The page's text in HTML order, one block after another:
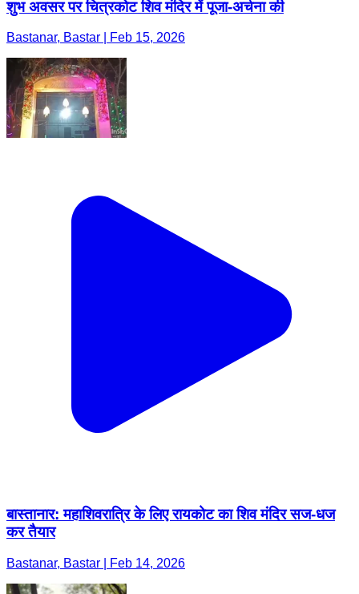
शुभ अवसर पर चित्रकोट शिव मंदिर में पूजा-अर्चना की
Bastanar, Bastar | Feb 15, 2026
बास्तानार: महाशिवरात्रि के लिए रायकोट का शिव मंदिर सज-धज
कर तैयार
Bastanar, Bastar | Feb 14, 2026